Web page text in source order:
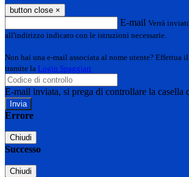
button close ×
E-mail Verrà
all'indirizzo indicato con le istruzioni necessarie.
Non hai una e-mail associata al nome utente? Effettua
tramite la Login Spaggiari
E-mail inviata, si prega di controllare la casella
Errore
Chiudi
Successo
Chiudi